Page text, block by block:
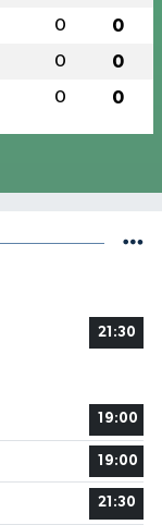
0 0
0 0
0 0
21:30
19:00
19:00
21:30